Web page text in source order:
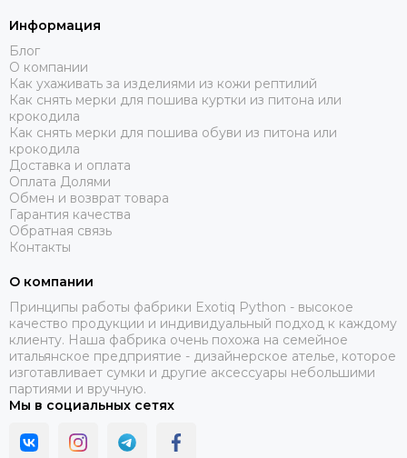
Информация
Блог
О компании
Как ухаживать за изделиями из кожи рептилий
Как снять мерки для пошива куртки из питона или
крокодила
Как снять мерки для пошива обуви из питона или
крокодила
Доставка и оплата
Оплата Долями
Обмен и возврат товара
Гарантия качества
Обратная связь
Контакты
О компании
Принципы работы фабрики Exotiq Python - высокое
качество продукции и индивидуальный подход к каждому
клиенту. Наша фабрика очень похожа на семейное
итальянское предприятие - дизайнерское ателье, которое
изготавливает сумки и другие аксессуары небольшими
партиями и вручную.
Мы в социальных сетях